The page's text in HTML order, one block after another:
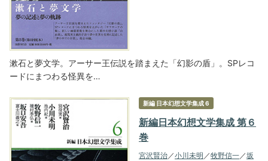
漱石と夢文学。アーサー王伝説を踏まえた「幻影の盾」。SPレコ
ードにまつわる怪異を…
新編 日本幻想文学集成 6
新編日本幻想文学集成 第６
巻
宮沢賢治 ／小川未明 ／牧野信一 ／坂